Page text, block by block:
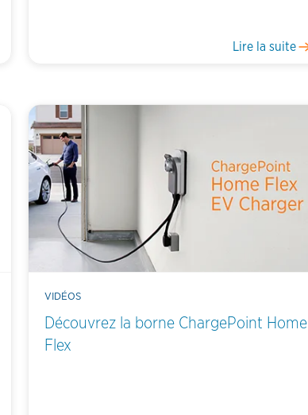
Lire la suite
VIDÉOS
Découvrez la borne ChargePoint Home
Flex